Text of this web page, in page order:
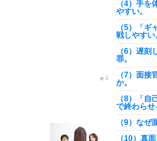
（4）手
やすい。
（5）「
戦しやすい
（6）遅
罪。
（7）面
か。
（8）「
で終わらせ
（9）なぜ
（10）真